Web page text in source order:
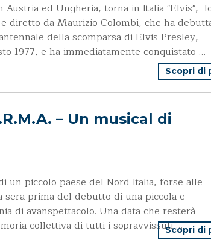
Austria ed Ungheria, torna in Italia "Elvis",
diretto da Maurizio Colombi, che ha
della scomparsa di Elvis Presley,
1977, e ha immediatamente conquistato …
Scopri di
– Un musical di
un piccolo paese del Nord Italia, forse alle
sera prima del debutto di una piccola e
di avanspettacolo. Una data che resterà
collettiva di tutti i sopravvissuti …Scopri di